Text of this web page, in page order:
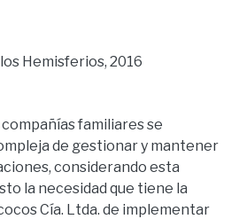
Hemisferios, 2016
familiares se
de gestionar y mantener
considerando esta
la necesidad que tiene la
Cía. Ltda. de implementar